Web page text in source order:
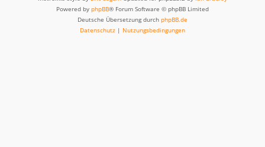
Powered by phpBB® Forum Software © phpBB Limited
Deutsche Übersetzung durch phpBB.de
Datenschutz | Nutzungsbedingungen